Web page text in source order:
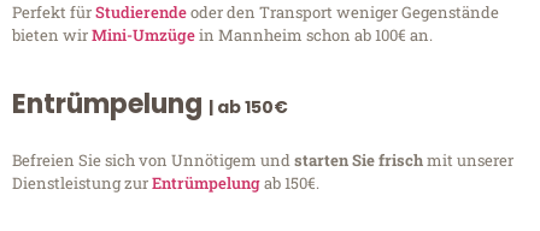
Perfekt fürStudierendeoder den Transport weniger Gegenstände
bieten wirMini-Umzügein Mannheim schon ab 100€ an.
Entrümpelung | ab 150€
Befreien Sie sich von Unnötigem undstarten Sie frischmit unserer
Dienstleistung zurEntrümpelungab 150€.